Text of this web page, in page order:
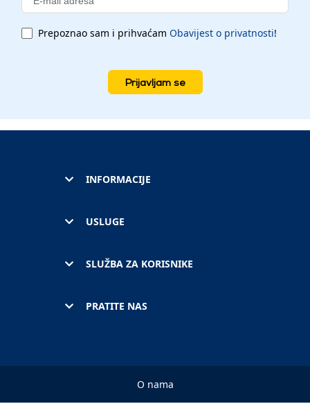
Prepoznao sam i prihvaćam Obavijest o privatnosti!
Prijavljam se
INFORMACIJE
USLUGE
SLUŽBA ZA KORISNIKE
PRATITE NAS
O nama